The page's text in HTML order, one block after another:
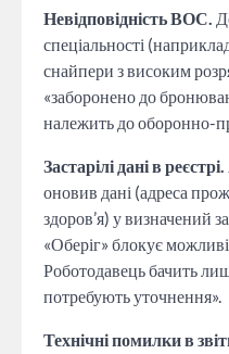
Невідповідність ВОС.
спеціальності
снайпери з високим
«заборонено до
належить до оборонно-
Застарілі дані в реєстрі.
оновив дані (адреса
здоров’я) у визначений
«Оберіг» блокує
Роботодавець бачить
потребують уточнення».
Технічні помилки в